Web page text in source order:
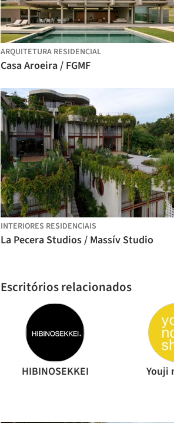
ARQUITETURA RESIDENCIAL
Casa Aroeira / FGMF
INTERIORES RESIDENCIAIS
La Pecera Studios / Massív Studio
Escritórios relacionados
HIBINOSEKKEI Youji